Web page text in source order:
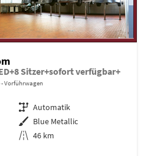
Sitzer+sofort verfügbar+
Vorführwagen
Getriebe Automatik
Außenfarbe Blue Metallic
Kilometerstand 46 km